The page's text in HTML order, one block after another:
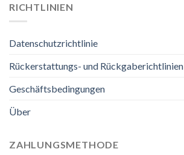
RICHTLINIEN
Datenschutzrichtlinie
Rückerstattungs- und Rückgaberichtlinien
Geschäftsbedingungen
Über
ZAHLUNGSMETHODE